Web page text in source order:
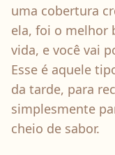
uma cobertura
ela, foi o melhor
vida, e você vai
Esse é aquele
da tarde, para
simplesmente
cheio de sabor.